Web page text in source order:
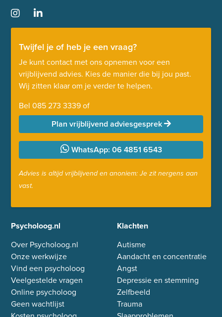
Twijfel je of heb je een vraag?
Je kunt contact met ons opnemen voor een
vrijblijvend advies. Kies de manier die bij jou past.
Wij zitten klaar om je verder te helpen.
Bel 085 273 3339of
Plan vrijblijvend adviesgesprek
WhatsApp: 06 4851 6543
Advies is altijd vrijblijvend en anoniem: Je zit nergens aan
vast.
Psycholoog.nl
Over Psycholoog.nl
Onze werkwijze
Vind een psycholoog
Veelgestelde vragen
Online psycholoog
Geen wachtlijst
Klachten
Autisme
Aandacht en concentratie
Angst
Depressie en stemming
Zelfbeeld
Trauma